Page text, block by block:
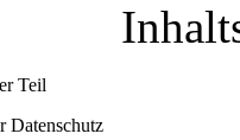
Teil
Datenschutz